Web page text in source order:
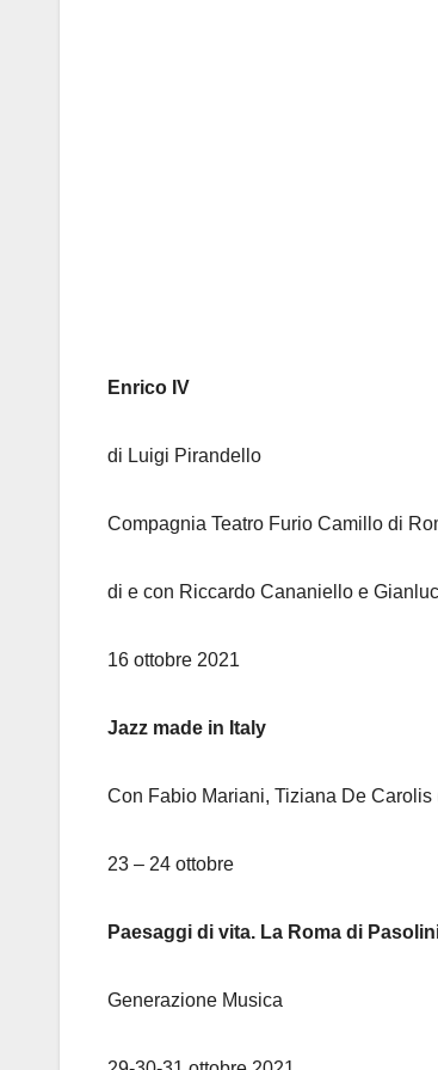
Enrico IV
di Luigi Pirandello
Compagnia Teatro Furio Camillo di
di e con Riccardo Cananiello e
16 ottobre 2021
Jazz made in Italy
Con Fabio Mariani, Tiziana De
23 – 24 ottobre
Paesaggi di vita. La Roma di
Generazione Musica